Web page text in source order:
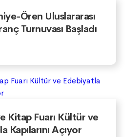
Ören Uluslararası
Turnuvası Başladı
Kitap Fuarı Kültür ve
Kapılarını Açıyor